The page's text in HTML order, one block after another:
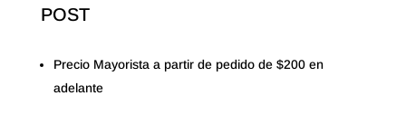
POST
Precio Mayorista a partir de pedido de $200 en
adelante